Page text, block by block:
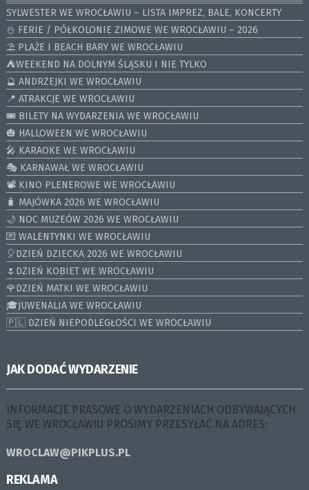
SYLWESTER WE WROCŁAWIU – LISTA IMPREZ, BALE, KONCERTY
⛄️ FERIE / PÓŁKOLONIE ZIMOWE WE WROCŁAWIU – 2026
⛱️ PLAŻE I BEACH BARY WE WROCŁAWIU
⛺️WEEKEND NA DOLNYM ŚLĄSKU I NIE TYLKO
🔮 ANDRZEJKI WE WROCŁAWIU
📍 ATRAKCJE WE WROCŁAWIU
🎟️ BILETY NA WYDARZENIA WE WROCŁAWIU
🎃 HALLOWEEN WE WROCŁAWIU
🎤 KARAOKE WE WROCŁAWIU
🎭 KARNAWAŁ WE WROCŁAWIU
📽️ KINO PLENEROWE WE WROCŁAWIU
🧳 MAJÓWKA 2026 WE WROCŁAWIU
🌙 NOC MUZEÓW 2026 WE WROCŁAWIU
💌 WALENTYNKI WE WROCŁAWIU
🎈DZIEŃ DZIECKA 2026 WE WROCŁAWIU
🌷DZIEŃ KOBIET WE WROCŁAWIU
🌹DZIEŃ MATKI WE WROCŁAWIU
🎓JUWENALIA WE WROCŁAWIU
🇵🇱 DZIEŃ NIEPODLEGŁOŚCI WE WROCŁAWIU
JAK DODAĆ WYDARZENIE
INFORMACJE PRASOWE O WYDARZENIACH ODBYWAJĄCYCH
SIĘ WE WROCŁAWIU PROSIMY PRZESYŁAĆ NA ADRES:
WROCLAW@PIKPLUS.PL
REKLAMA